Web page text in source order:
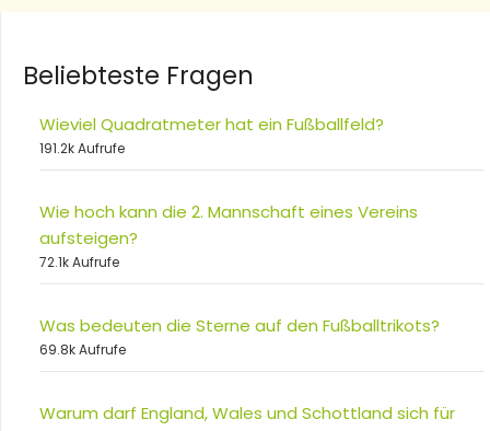
Beliebteste Fragen
Wieviel Quadratmeter hat ein Fußballfeld?
191.2k Aufrufe
Wie hoch kann die 2. Mannschaft eines Vereins
aufsteigen?
72.1k Aufrufe
Was bedeuten die Sterne auf den Fußballtrikots?
69.8k Aufrufe
Warum darf England, Wales und Schottland sich für